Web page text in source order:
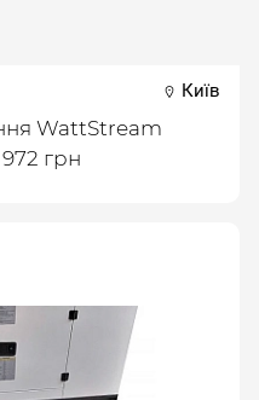
Київ
WattStream
грн